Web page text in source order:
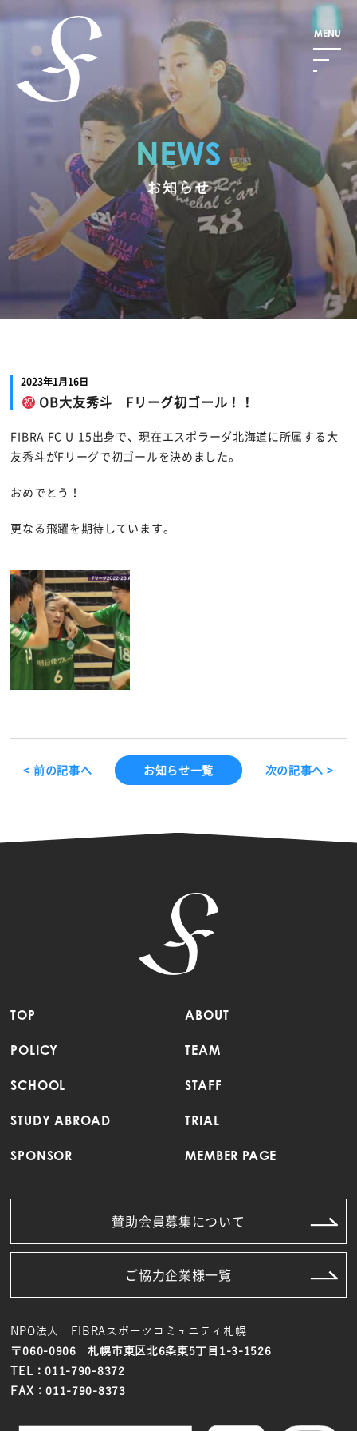
NEWS
お知らせ
2023年1月16日
OB大友秀斗 Fリーグ初ゴール！！
FIBRA FC U-15出身で、現在エスポラーダ北海道に所属する大
友秀斗がFリーグで初ゴールを決めました。
おめでとう！
更なる飛躍を期待しています。
< 前の記事へ お知らせ一覧 次の記事へ >
TOP ABOUT
POLICY TEAM
SCHOOL STAFF
STUDY ABROAD TRIAL
SPONSOR MEMBER PAGE
賛助会員募集について
ご協力企業様一覧
NPO法人 FIBRAスポーツコミュニティ札幌
〒060-0906 札幌市東区北6条東5丁目1-3-1526
TEL：011-790-8372
FAX：011-790-8373